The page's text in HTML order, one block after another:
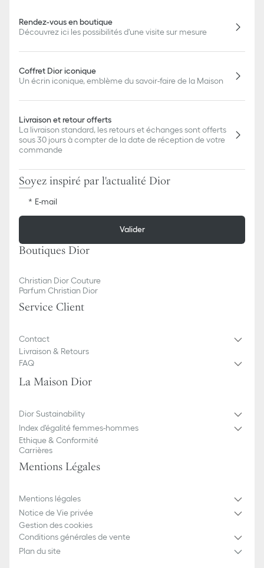
Rendez-vous en boutique
Découvrez ici les possibilités d'une visite sur mesure
Coffret Dior iconique
Un écrin iconique, emblème du savoir-faire de la Maison
Livraison et retour offerts
La livraison standard, les retours et échanges sont offerts
sous 30 jours à compter de la date de réception de votre
commande
Soyez inspiré par l'actualité Dior
E-mail
Valider
Boutiques Dior
Christian Dior Couture
Parfum Christian Dior
Service Client
Contact
Livraison & Retours
FAQ
La Maison Dior
Dior Sustainability
Index d'égalité femmes-hommes
Ethique & Conformité
Carrières
Mentions Légales
Mentions légales
Notice de Vie privée
Gestion des cookies
Conditions générales de vente
Plan du site